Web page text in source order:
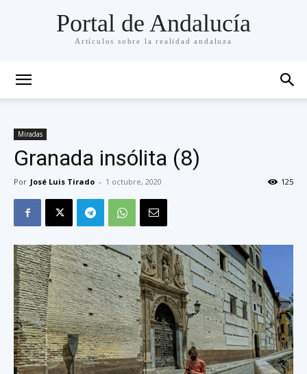
Portal de Andalucía
Artículos sobre la realidad andaluza
Miradas
Granada insólita (8)
Por José Luis Tirado - 1 octubre, 2020 125